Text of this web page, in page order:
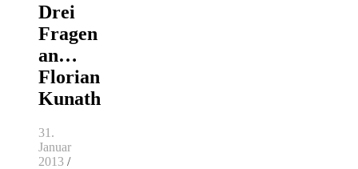
Drei
Fragen
an…
Florian
Kunath
31.
Januar
2013 /